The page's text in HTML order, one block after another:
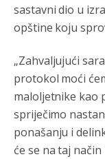
sastavni dio u
opštine koju
„Zahvaljujući
protokol moći
maloljetnike kao
spriječimo
ponašanju i
će se na taj